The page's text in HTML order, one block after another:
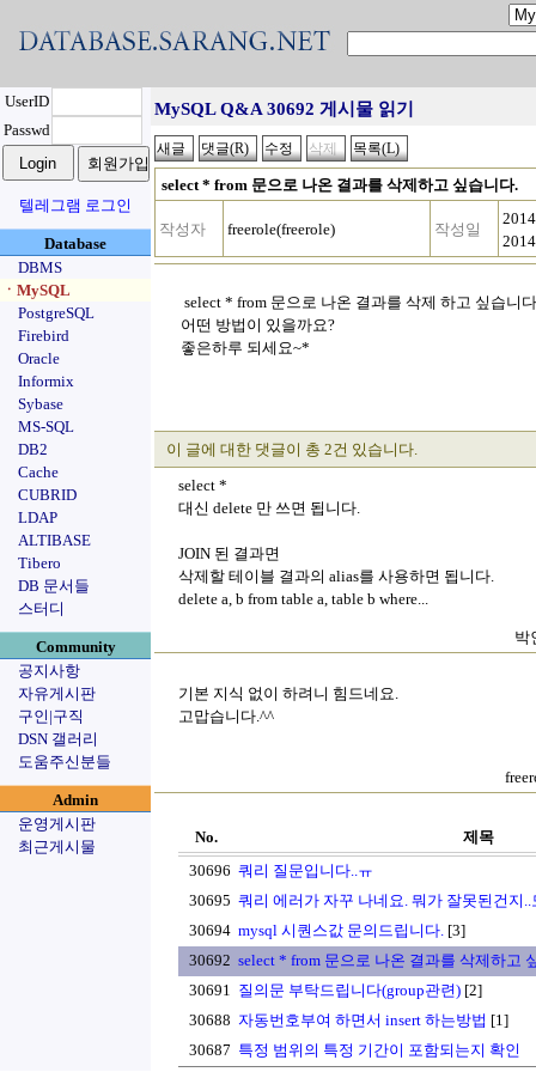
UserID
Passwd
텔레그램 로그인
Database
DBMS
ㆍMySQL
PostgreSQL
Firebird
Oracle
Informix
Sybase
MS-SQL
DB2
Cache
CUBRID
LDAP
ALTIBASE
Tibero
DB 문서들
스터디
Community
공지사항
자유게시판
구인|구직
DSN 갤러리
도움주신분들
Admin
운영게시판
최근게시물
MySQL Q&A 30692 게시물 읽기
select * from 문으로 나온 결과를 삭제하고 싶습니다.
작성자 freerole(freerole) 작성일
select * from 문으로 나온 결과를 삭제 하고 싶습니
어떤 방법이 있을까요?
좋은하루 되세요~*
이 글에 대한 댓글이 총 2건 있습니다.
select *
대신 delete 만 쓰면 됩니다.
JOIN 된 결과면
삭제할 테이블 결과의 alias를 사용하면 됩니다.
delete a, b from table a, table b where...
박
기본 지식 없이 하려니 힘드네요.
고맙습니다.^^
No.
제목
30696 쿼리 질문입니다..ㅠ
30695 쿼리 에러가 자꾸 나네요. 뭐가 잘못된건지
30694 mysql 시퀀스값 문의드립니다. [3]
30692 select * from 문으로 나온 결과를 삭제하고
30691 질의문 부탁드립니다(group관련) [2]
30688 자동번호부여 하면서 insert 하는방법 [1]
30687 특정 범위의 특정 기간이 포함되는지 확인